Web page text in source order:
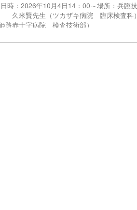
時：2026年10月4日14：00～場所：兵
米賢先生（ツカザキ病院 臨床検
路赤十字病院 検査技術部）